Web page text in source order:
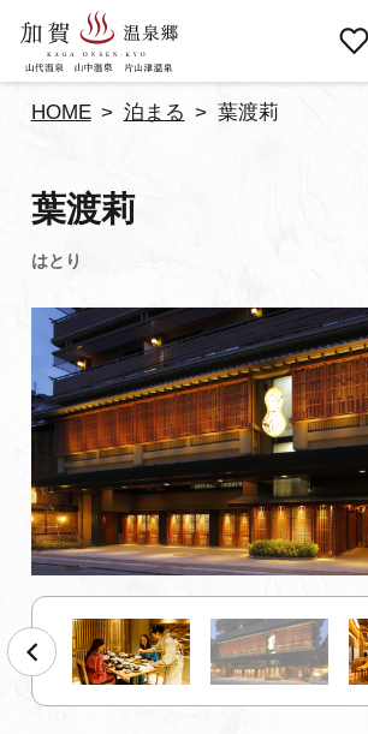
ージ
特集
見どころ 食べる
おみやげ イベント
泊まる アクセス
マイページ
初めての加賀温泉郷
加賀に泊まって！北陸巡り♪
HOME 泊まる 葉渡莉
葉渡莉